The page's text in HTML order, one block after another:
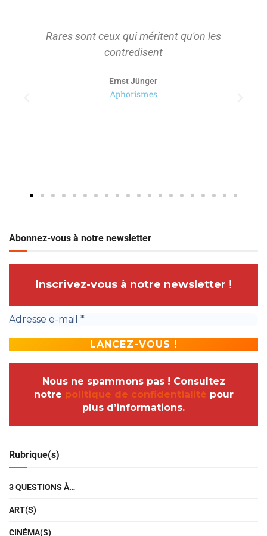
Rares sont ceux qui méritent qu'on les
contredisent
Ernst Jünger
Aphorismes
Abonnez-vous à notre newsletter
Inscrivez-vous à notre newsletter !
Nous ne spammons pas ! Consultez
notre politique de confidentialité pour
plus d’informations.
Rubrique(s)
3 QUESTIONS À…
ART(S)
CINÉMA(S)